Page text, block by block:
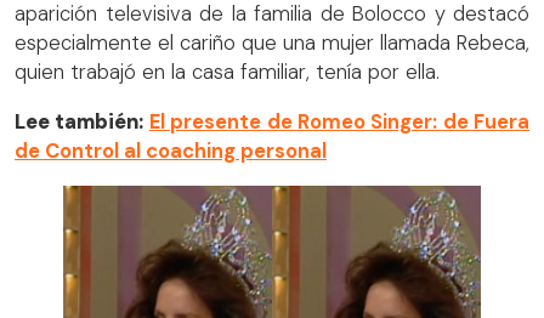
aparición televisiva de la familia de Bolocco y destacó
especialmente el cariño que una mujer llamada Rebeca,
quien trabajó en la casa familiar, tenía por ella.
Lee también: El presente de Romeo Singer: de Fuera
de Control al coaching personal